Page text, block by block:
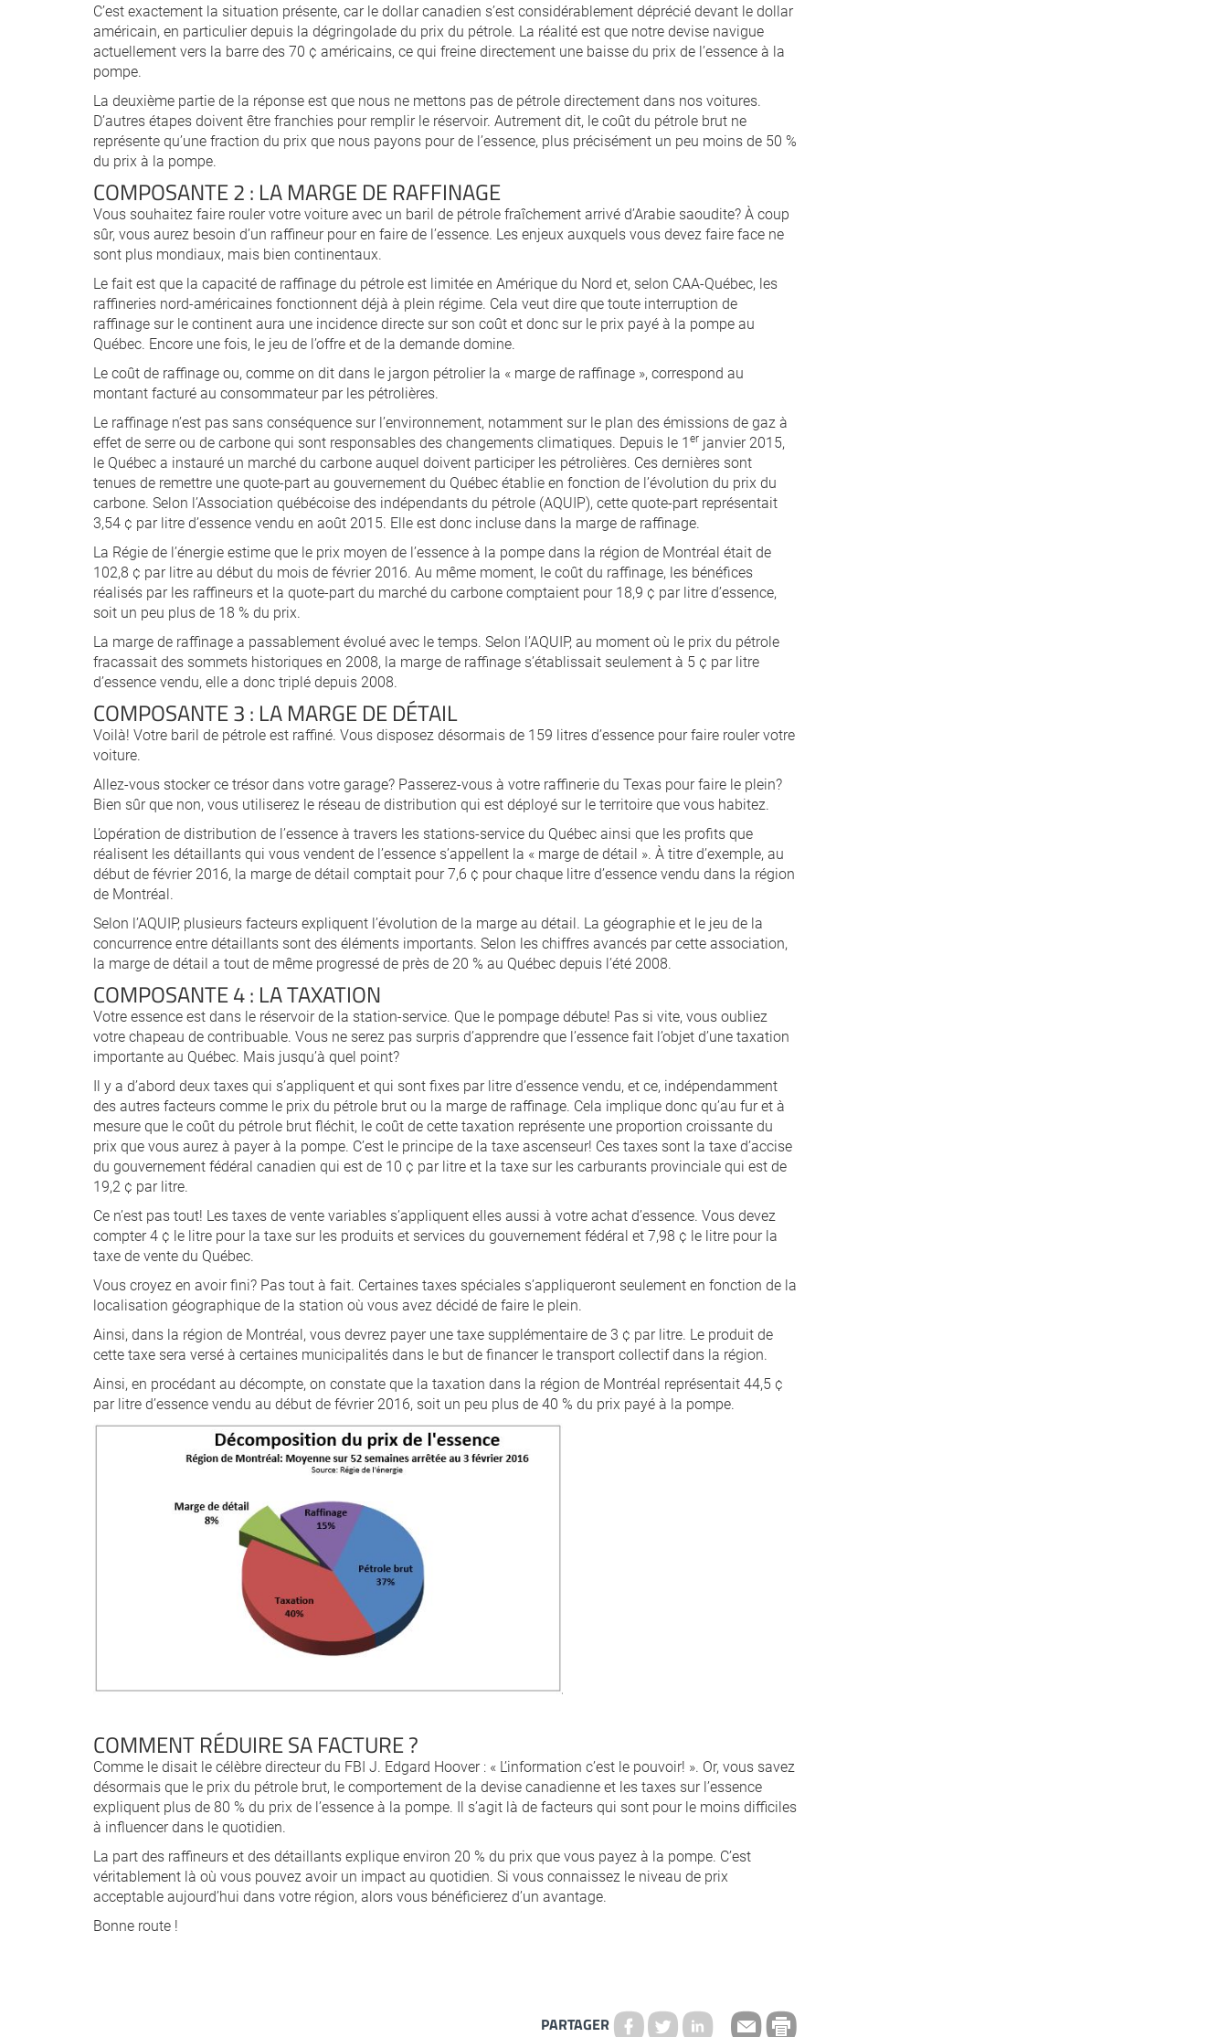
C’est exactement la situation présente, car le dollar canadien s’est considérablement déprécié devant le dollar
américain, en particulier depuis la dégringolade du prix du pétrole. La réalité est que notre devise navigue
actuellement vers la barre des 70 ¢ américains, ce qui freine directement une baisse du prix de l’essence à la
pompe.
La deuxième partie de la réponse est que nous ne mettons pas de pétrole directement dans nos voitures.
D’autres étapes doivent être franchies pour remplir le réservoir. Autrement dit, le coût du pétrole brut ne
représente qu’une fraction du prix que nous payons pour de l’essence, plus précisément un peu moins de 50 %
du prix à la pompe.
COMPOSANTE 2 : LA MARGE DE RAFFINAGE
Vous souhaitez faire rouler votre voiture avec un baril de pétrole fraîchement arrivé d’Arabie saoudite? À coup
sûr, vous aurez besoin d’un raffineur pour en faire de l’essence. Les enjeux auxquels vous devez faire face ne
sont plus mondiaux, mais bien continentaux.
Le fait est que la capacité de raffinage du pétrole est limitée en Amérique du Nord et, selon CAA-Québec, les
raffineries nord-américaines fonctionnent déjà à plein régime. Cela veut dire que toute interruption de
raffinage sur le continent aura une incidence directe sur son coût et donc sur le prix payé à la pompe au
Québec. Encore une fois, le jeu de l’offre et de la demande domine.
Le coût de raffinage ou, comme on dit dans le jargon pétrolier la « marge de raffinage », correspond au
montant facturé au consommateur par les pétrolières.
Le raffinage n’est pas sans conséquence sur l’environnement, notamment sur le plan des émissions de gaz à
effet de serre ou de carbone qui sont responsables des changements climatiques. Depuis le 1er janvier 2015,
le Québec a instauré un marché du carbone auquel doivent participer les pétrolières. Ces dernières sont
tenues de remettre une quote-part au gouvernement du Québec établie en fonction de l’évolution du prix du
carbone. Selon l’Association québécoise des indépendants du pétrole (AQUIP), cette quote-part représentait
3,54 ¢ par litre d’essence vendu en août 2015. Elle est donc incluse dans la marge de raffinage.
La Régie de l’énergie estime que le prix moyen de l’essence à la pompe dans la région de Montréal était de
102,8 ¢ par litre au début du mois de février 2016. Au même moment, le coût du raffinage, les bénéfices
réalisés par les raffineurs et la quote-part du marché du carbone comptaient pour 18,9 ¢ par litre d’essence,
soit un peu plus de 18 % du prix.
La marge de raffinage a passablement évolué avec le temps. Selon l’AQUIP, au moment où le prix du pétrole
fracassait des sommets historiques en 2008, la marge de raffinage s’établissait seulement à 5 ¢ par litre
d’essence vendu, elle a donc triplé depuis 2008.
COMPOSANTE 3 : LA MARGE DE DÉTAIL
Voilà! Votre baril de pétrole est raffiné. Vous disposez désormais de 159 litres d’essence pour faire rouler votre
voiture.
Allez-vous stocker ce trésor dans votre garage? Passerez-vous à votre raffinerie du Texas pour faire le plein?
Bien sûr que non, vous utiliserez le réseau de distribution qui est déployé sur le territoire que vous habitez.
L’opération de distribution de l’essence à travers les stations-service du Québec ainsi que les profits que
réalisent les détaillants qui vous vendent de l’essence s’appellent la « marge de détail ». À titre d’exemple, au
début de février 2016, la marge de détail comptait pour 7,6 ¢ pour chaque litre d’essence vendu dans la région
de Montréal.
Selon l’AQUIP, plusieurs facteurs expliquent l’évolution de la marge au détail. La géographie et le jeu de la
concurrence entre détaillants sont des éléments importants. Selon les chiffres avancés par cette association,
la marge de détail a tout de même progressé de près de 20 % au Québec depuis l’été 2008.
COMPOSANTE 4 : LA TAXATION
Votre essence est dans le réservoir de la station-service. Que le pompage débute! Pas si vite, vous oubliez
votre chapeau de contribuable. Vous ne serez pas surpris d’apprendre que l’essence fait l’objet d’une taxation
importante au Québec. Mais jusqu’à quel point?
Il y a d’abord deux taxes qui s’appliquent et qui sont fixes par litre d’essence vendu, et ce, indépendamment
des autres facteurs comme le prix du pétrole brut ou la marge de raffinage. Cela implique donc qu’au fur et à
mesure que le coût du pétrole brut fléchit, le coût de cette taxation représente une proportion croissante du
prix que vous aurez à payer à la pompe. C’est le principe de la taxe ascenseur! Ces taxes sont la taxe d’accise
du gouvernement fédéral canadien qui est de 10 ¢ par litre et la taxe sur les carburants provinciale qui est de
19,2 ¢ par litre.
Ce n’est pas tout! Les taxes de vente variables s’appliquent elles aussi à votre achat d’essence. Vous devez
compter 4 ¢ le litre pour la taxe sur les produits et services du gouvernement fédéral et 7,98 ¢ le litre pour la
taxe de vente du Québec.
Vous croyez en avoir fini? Pas tout à fait. Certaines taxes spéciales s’appliqueront seulement en fonction de la
localisation géographique de la station où vous avez décidé de faire le plein.
Ainsi, dans la région de Montréal, vous devrez payer une taxe supplémentaire de 3 ¢ par litre. Le produit de
cette taxe sera versé à certaines municipalités dans le but de financer le transport collectif dans la région.
Ainsi, en procédant au décompte, on constate que la taxation dans la région de Montréal représentait 44,5 ¢
par litre d’essence vendu au début de février 2016, soit un peu plus de 40 % du prix payé à la pompe.
COMMENT RÉDUIRE SA FACTURE ?
Comme le disait le célèbre directeur du FBI J. Edgard Hoover : « L’information c’est le pouvoir! ». Or, vous savez
désormais que le prix du pétrole brut, le comportement de la devise canadienne et les taxes sur l’essence
expliquent plus de 80 % du prix de l’essence à la pompe. Il s’agit là de facteurs qui sont pour le moins difficiles
à influencer dans le quotidien.
La part des raffineurs et des détaillants explique environ 20 % du prix que vous payez à la pompe. C’est
véritablement là où vous pouvez avoir un impact au quotidien. Si vous connaissez le niveau de prix
acceptable aujourd’hui dans votre région, alors vous bénéficierez d’un avantage.
Bonne route !
PARTAGER